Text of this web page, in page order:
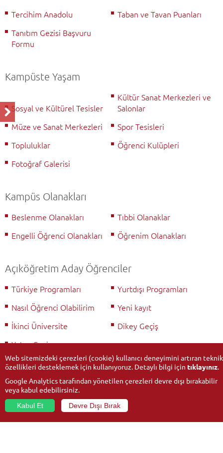
Tercihim Anadolu
Taban ve Tavan Puanları
Tanıtım Gezisi Başvuru
Formu
Kampüste Yaşam
Sosyal ve Kültürel Tesisler
Kültür Sanat Merkezleri ve
Salonlar
Müze ve Sanat Merkezleri
Spor Tesisleri
Topluluklar
Öğrenci Kulüpleri
Fotoğraf Galerisi
Kampüs Olanakları
Beslenme Olanakları
Tıbbi Olanaklar
Engelli Öğrenci Olanakları
Öğrenim Olanakları
Açıköğretim Aday Öğrenciler
Türkiye Programları
Yurtdışı Programları
Nasıl Öğrenci Olabilirim
Yeni kayıt
İkinci Üniversite
Dikey Geçiş
Yatay Geçiş
Web sitemizdeki çerezleri (cookie) kullanıcı deneyimini artıran teknik
özellikleri desteklemek için kullanıyoruz. Detaylı bilgi için tıklayınız.
Google Analytics tarafından yönetilen çerezleri devre dışı bırakabilir
veya kabul edebilirsiniz.
Kabul Et Devre Dışı Bırak